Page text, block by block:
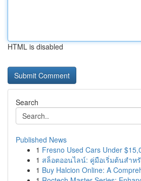
HTML is disabled
Search
Published News
1 Fresno Used Cars Under
1 สล็อตออนไลน์: คู่มือเริ่มต้นสำห
1 Buy Halcion Online: A